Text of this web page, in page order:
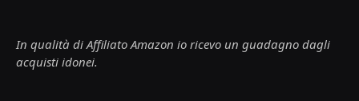
In qualità di Affiliato Amazon io ricevo un guadagno dagli
acquisti idonei.